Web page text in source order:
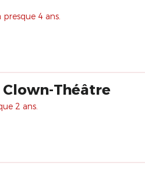
4 ans.
Théâtre
2 ans.